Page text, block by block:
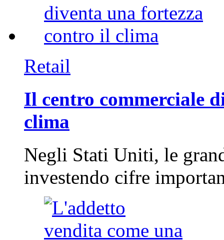
Retail
Il centro commerciale
clima
Negli Stati Uniti, le
investendo cifre